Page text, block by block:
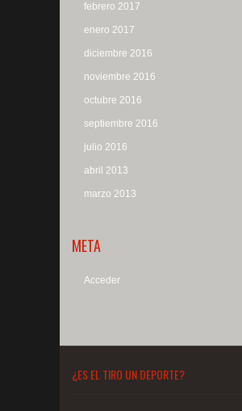
febrero 2017
enero 2017
diciembre 2016
noviembre 2016
octubre 2016
septiembre 2016
julio 2016
abril 2013
marzo 2013
META
Acceder
¿ES EL TIRO UN DEPORTE?